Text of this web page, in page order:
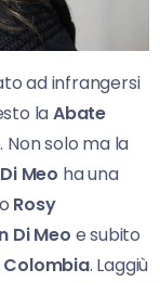
ad infrangersi
laAbate
solo ma la
Di Meo ha una
Rosy
Di Meo e subito
Colombia. Laggiù